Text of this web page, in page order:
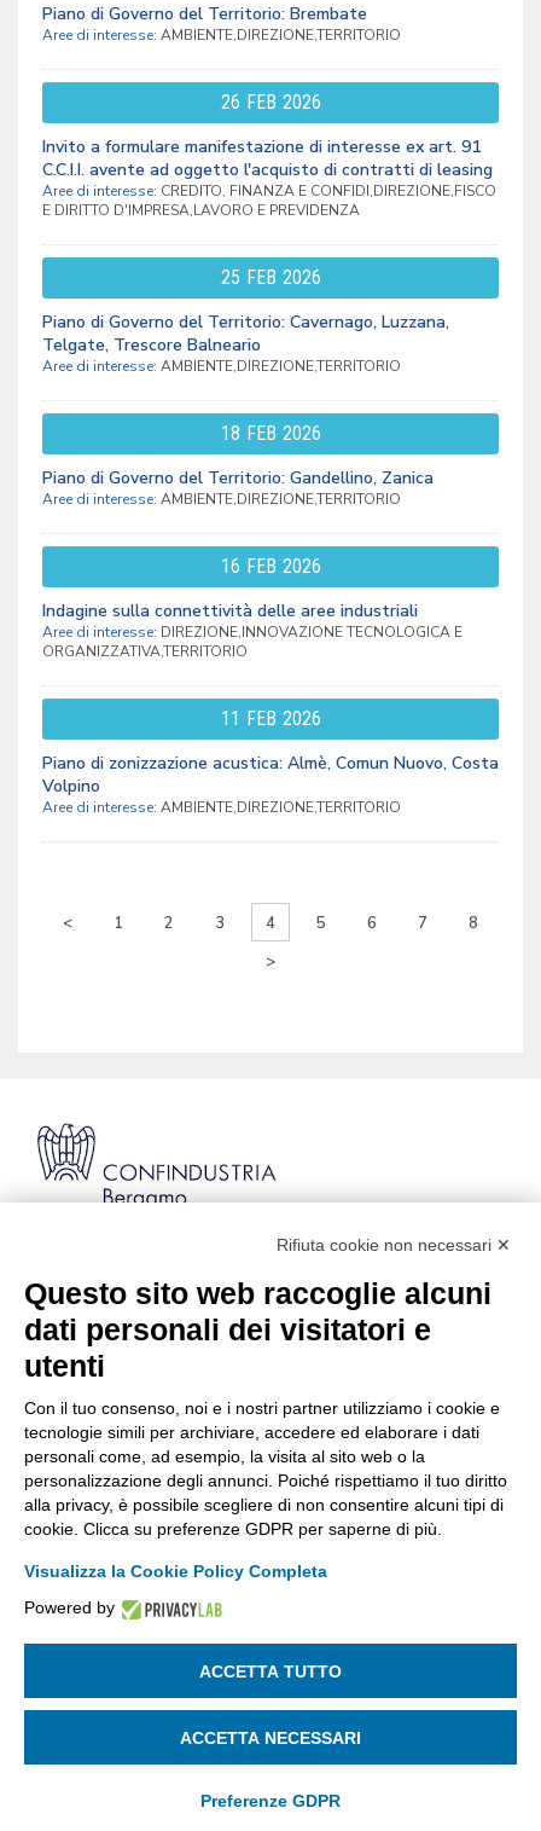
Piano di Governo del Territorio: Brembate
Aree di interesse: AMBIENTE,DIREZIONE,TERRITORIO
26 FEB 2026
Invito a formulare manifestazione di interesse ex art. 91
C.C.I.I. avente ad oggetto l'acquisto di contratti di leasing
Aree di interesse: CREDITO, FINANZA E CONFIDI,DIREZIONE,FISCO
E DIRITTO D'IMPRESA,LAVORO E PREVIDENZA
25 FEB 2026
Piano di Governo del Territorio: Cavernago, Luzzana,
Telgate, Trescore Balneario
Aree di interesse: AMBIENTE,DIREZIONE,TERRITORIO
18 FEB 2026
Piano di Governo del Territorio: Gandellino, Zanica
Aree di interesse: AMBIENTE,DIREZIONE,TERRITORIO
16 FEB 2026
Indagine sulla connettività delle aree industriali
Aree di interesse: DIREZIONE,INNOVAZIONE TECNOLOGICA E
ORGANIZZATIVA,TERRITORIO
11 FEB 2026
Piano di zonizzazione acustica: Almè, Comun Nuovo, Costa
Volpino
Aree di interesse: AMBIENTE,DIREZIONE,TERRITORIO
< 1 2 3 4 5 6 7
8
>
Codice Fiscale: 80021750163 | PEC:
info@pec.confindustriabergamo.it
CONFINDUSTRIA BERGAMO
ASSISTENZA & PRIVACY
La riproduzione, anche parziale, di qualsiasi informazione o
SEGUICI SU:
Rifiuta cookie non necessari ✕
Questo sito web raccoglie alcuni
dati personali dei visitatori e
utenti
Con il tuo consenso, noi e i nostri partner utilizziamo i cookie e
tecnologie simili per archiviare, accedere ed elaborare i dati
personali come, ad esempio, la visita al sito web o la
personalizzazione degli annunci. Poiché rispettiamo il tuo diritto
alla privacy, è possibile scegliere di non consentire alcuni tipi di
cookie. Clicca su preferenze GDPR per saperne di più.
Visualizza la Cookie Policy Completa
Powered by
ACCETTA TUTTO
ACCETTA NECESSARI
Preferenze GDPR